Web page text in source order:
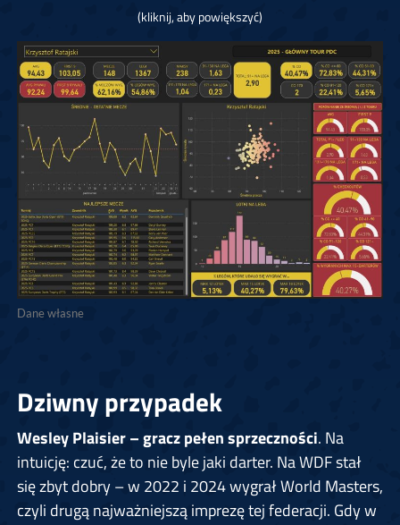
(kliknij, aby powiększyć)
Dane własne
Dziwny przypadek
Wesley Plaisier – gracz pełen sprzeczności. Na
intuicję: czuć, że to nie byle jaki darter. Na WDF stał
się zbyt dobry – w 2022 i 2024 wygrał World Masters,
czyli drugą najważniejszą imprezę tej federacji. Gdy w